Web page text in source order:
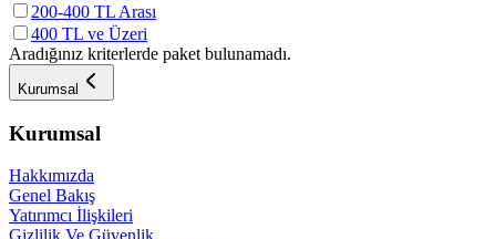
200-400 TL Arası
400 TL ve Üzeri
Aradığınız kriterlerde paket bulunamadı.
Kurumsal
Kurumsal
Hakkımızda
Genel Bakış
Yatırımcı İlişkileri